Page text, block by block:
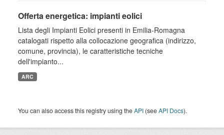
Offerta energetica: impianti eolici
Lista degli Impianti Eolici presenti in Emilia-Romagna
catalogati rispetto alla collocazione geografica (indirizzo,
comune, provincia), le caratteristiche tecniche
dell'impianto...
ARC
You can also access this registry using theAPI (seeAPI Docs).